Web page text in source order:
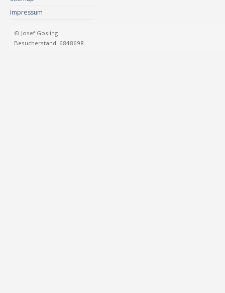
Impressum
© Josef Gosling
Besucherstand: 6848698